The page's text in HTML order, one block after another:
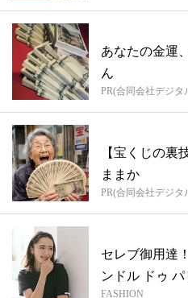
あなたの金運
ん
PR(合同会社デジタ
【宝くじの裏
ままか
PR(合同会社デジタ
セレブ御用達
ンドル ドゥ
FASHION